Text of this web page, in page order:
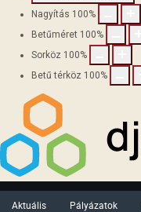
Nagyítás 100%
Betűméret 100%
Sorköz 100%
Betű térköz 100%
Aktuális Pályázatok